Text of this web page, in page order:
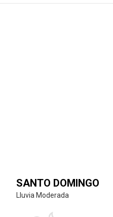
SANTO DOMINGO
Lluvia Moderada